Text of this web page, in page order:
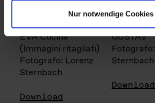
Nur notwendige Cookies
EVA Cucina
(Immagini ritagliati)
Fotografo: Lorenz
Sternbach
Download
GUSTAV
Sternbach
Download